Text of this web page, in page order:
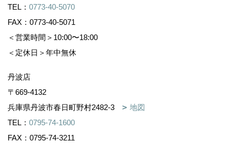
TEL： 0773-40-5070
FAX：0773-40-5071
＜営業時間＞10:00〜18:00
＜定休日＞年中無休
丹波店
〒669-4132
兵庫県丹波市春日町野村2482-3
地図
TEL： 0795-74-1600
FAX：0795-74-3211